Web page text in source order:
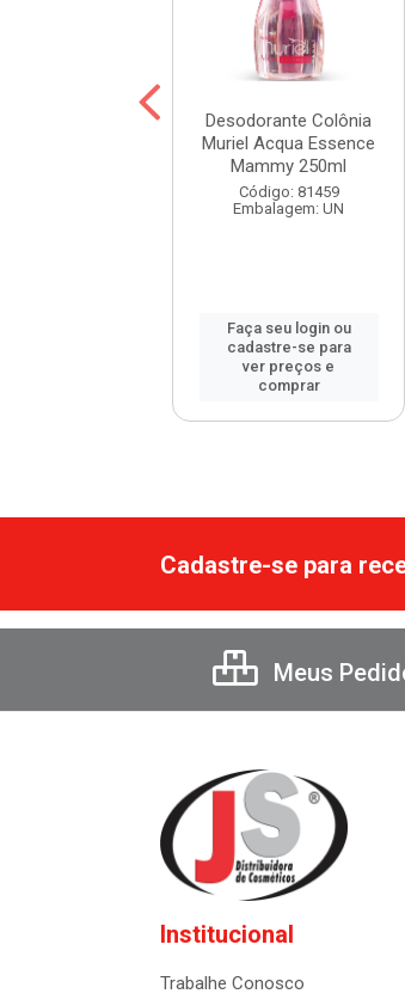
Desodorante Colônia
Muriel Acqua Essence
Mammy 250ml
Código: 81459
Embalagem: UN
Faça seu login ou
cadastre-se para
ver preços e
comprar
Cadastre-se para
Meus
Institucional
Trabalhe Conosco